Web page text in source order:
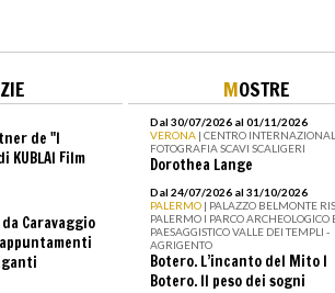
de "I
KUBLAI Film
Caravaggio
MOSTRE
Dal 30/07/2026 al 01/11/2026
VERONA | CENTRO
FOTOGRAFIA SCAVI SCALIGERI
Dorothea Lange
Dal 24/07/2026 al 31/10/2026
PALERMO | PALAZZO BELMONTE
PALERMO I PARCO ARCHEOLOGICO
PAESAGGISTICO VALLE DEI TEMPLI -
AGRIGENTO
Botero. L’incanto del Mito I
Botero. Il peso dei sogni